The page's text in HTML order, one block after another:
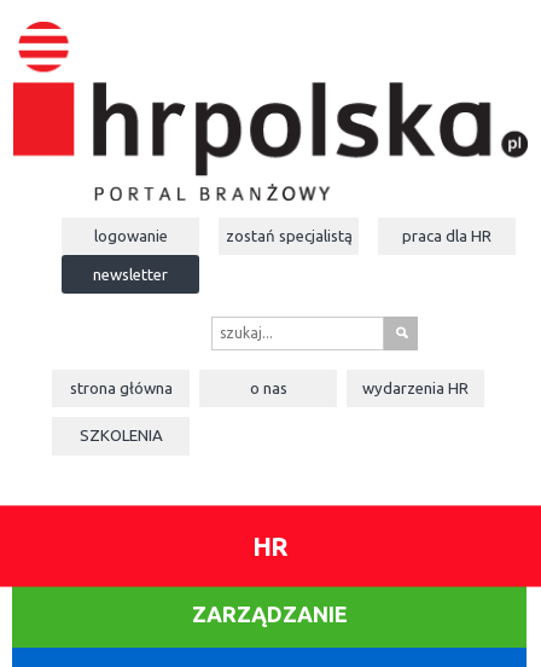
logowanie zostań specjalistą praca dla HR
newsletter
s
strona główna o nas wydarzeniaHR
SZKOLENIA
HR
ZARZĄDZANIE